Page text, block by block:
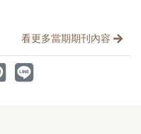
看更多當期期刊內容
文章
到 Pinterest
分享到 Line